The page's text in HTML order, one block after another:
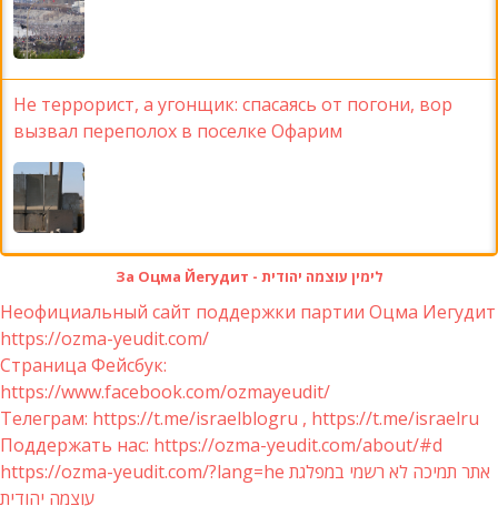
Не террорист, а угонщик: спасаясь от погони, вор
вызвал переполох в поселке Офарим
За Оцма Йегудит - לימין עוצמה יהודית
Неофициальный сайт поддержки партии Оцма Иегудит
https://ozma-yeudit.com/
Страница Фейсбук:
https://www.facebook.com/ozmayeudit/
Телеграм: https://t.me/israelblogru , https://t.me/israelru
Поддержать нас: https://ozma-yeudit.com/about/#d
https://ozma-yeudit.com/?lang=he אתר תמיכה לא רשמי במפלגת
עוצמה יהודית